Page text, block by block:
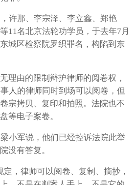
许那、李宗泽、李立鑫、郑艳
11名北京法轮功学员，于去年7月
城区检察院罗织罪名，构陷到东
理由的限制辩护律师的阅卷权，
人的律师同时到场可以阅卷，但
宗拷贝、复印和拍照。法院也不
等电子案卷。
小军说，他们已经控诉法院此举
没有答复。
，律师可以阅卷、复制、摘抄，